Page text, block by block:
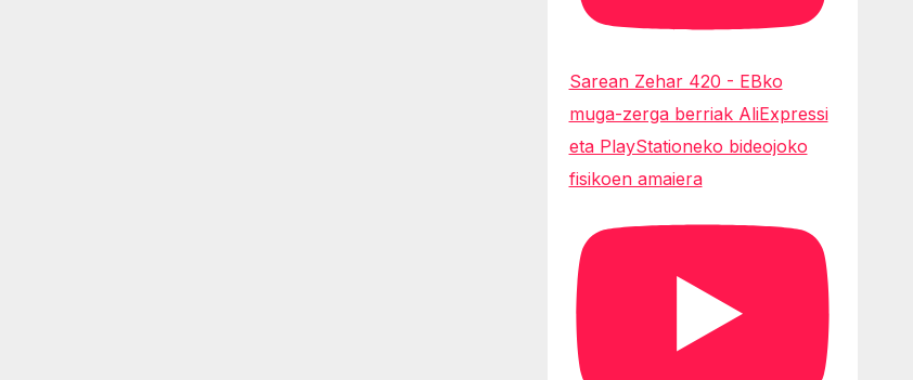
Sarean Zehar 420 - EBko
muga-zerga berriak AliExpressi
eta PlayStationeko bideojoko
fisikoen amaiera